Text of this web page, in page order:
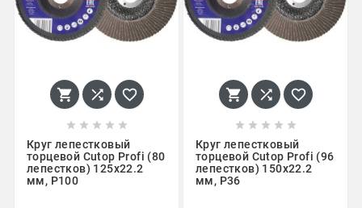
  
    
Круг лепестковый
торцевой Cutop Profi (80
лепестков) 125x22.2
мм, Р100
  
    
Круг лепестковый
торцевой Cutop Profi (96
лепестков) 150x22.2
мм, Р36